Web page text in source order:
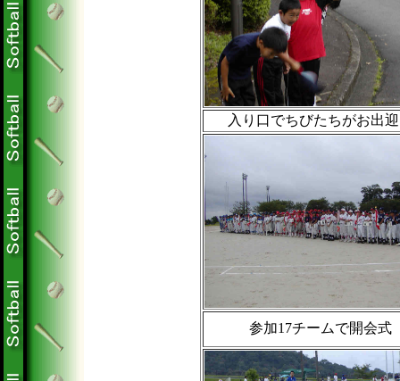
入り口でちびたちがお出
参加17チームで開会式